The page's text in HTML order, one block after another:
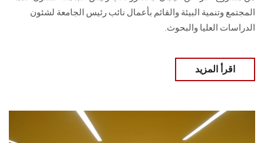
سجل الان
المجتمع وتنمية البيئة ‏والقائم بأعمال نائب رئيس الجامعة لشئون
الدراسات العليا والبحوث.
اقرأ المزيد